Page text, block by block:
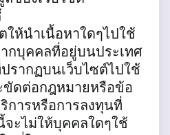
ห้นำเนื้อหาใดๆไปใช้
กบุคคลที่อยู่บนประเทศ
รากฏบนเว็บไซต์ไปใช้
ขัดต่อกฎหมายหรือข้อ
การหรือการลงทุนที่
ะไม่ให้บุคคลใดๆใช้